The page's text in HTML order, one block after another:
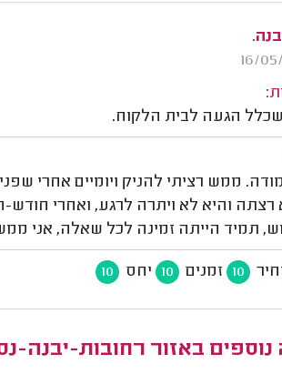
שכלל הגעה לבית הלקוח.
ממש רציתי להניק ויומיים אחרי
והיא לא ויתרה לרגע, ואחרי
תמיד הייתה זמינה לכל שאלה, אני
10 זמנים 10 יחס 10
באזור רחובות-יבנה-